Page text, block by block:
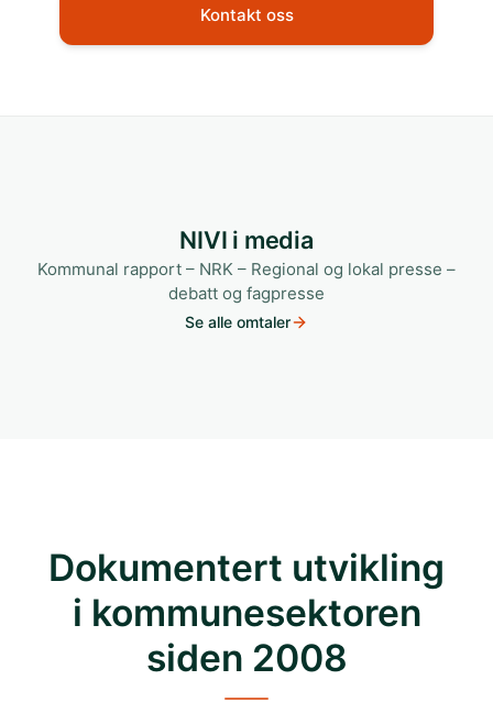
Kontakt oss
NIVI i media
Kommunal rapport – NRK – Regional og lokal presse –
debatt og fagpresse
Se alle omtaler
Dokumentert utvikling
i kommunesektoren
siden 2008